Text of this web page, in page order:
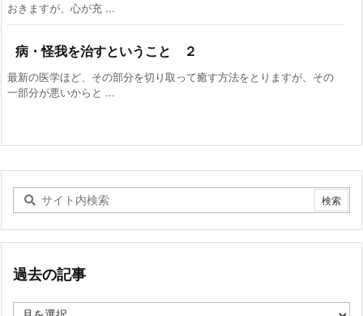
おきますが、心が充 ...
病・怪我を治すということ ２
最新の医学ほど、その部分を切り取って癒す方法をとりますが、その
一部分が悪いからと ...
過去の記事